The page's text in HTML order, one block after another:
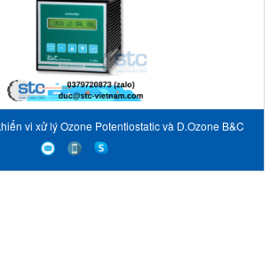
vi xử lý Ozone Potentiostatic và D.Ozone B&C
Electronics